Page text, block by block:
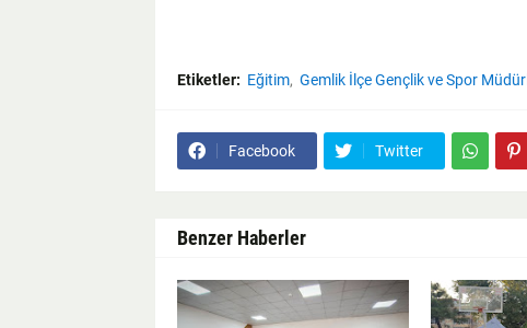
Etiketler: Eğitim Gemlik İlçe Gençlik ve Spor
Facebook Twitter
Benzer Haberler